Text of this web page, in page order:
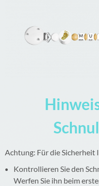
Achtung: Für die Sicherheit
Kontrollieren Sie den
Werfen Sie ihn beim